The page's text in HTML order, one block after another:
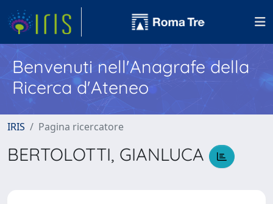
Benvenuti nell'Anagrafe della
Ricerca d'Ateneo
IRIS Pagina ricercatore
BERTOLOTTI, GIANLUCA